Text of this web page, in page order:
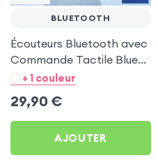
BLUETOOTH
Écouteurs Bluetooth avec
Commande Tactile Blue
Star Noir - Étanche IPX4
+ 1 couleur
29,90 €
AJOUTER